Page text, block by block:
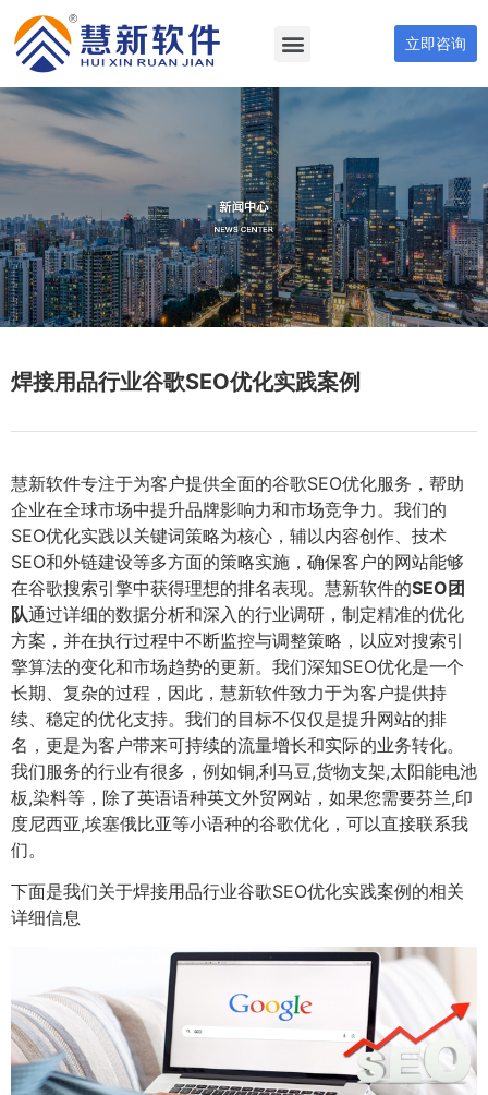
立即咨询
焊接用品行业谷歌SEO优化实践案例
慧新软件专注于为客户提供全面的谷歌SEO优化服务，帮助
企业在全球市场中提升品牌影响力和市场竞争力。我们的
SEO优化实践以关键词策略为核心，辅以内容创作、技术
SEO和外链建设等多方面的策略实施，确保客户的网站能够
在谷歌搜索引擎中获得理想的排名表现。慧新软件的SEO团
队通过详细的数据分析和深入的行业调研，制定精准的优化
方案，并在执行过程中不断监控与调整策略，以应对搜索引
擎算法的变化和市场趋势的更新。我们深知SEO优化是一个
长期、复杂的过程，因此，慧新软件致力于为客户提供持
续、稳定的优化支持。我们的目标不仅仅是提升网站的排
名，更是为客户带来可持续的流量增长和实际的业务转化。
我们服务的行业有很多，例如铜,利马豆,货物支架,太阳能电池
板,染料等，除了英语语种英文外贸网站，如果您需要芬兰,印
度尼西亚,埃塞俄比亚等小语种的谷歌优化，可以直接联系我
们。
下面是我们关于焊接用品行业谷歌SEO优化实践案例的相关
详细信息